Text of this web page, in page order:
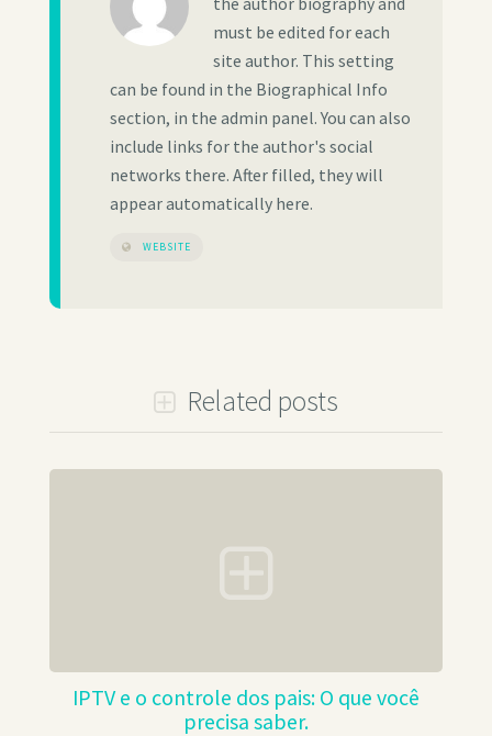
must be edited for each
site author. This setting
can be found in the Biographical Info
section, in the admin panel. You can also
include links for the author's social
networks there. After filled, they will
appear automatically here.
WEBSITE
Related posts
IPTV e o controle dos pais: O que você
precisa saber.